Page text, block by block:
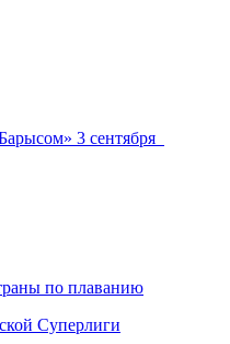
3 сентября
по плаванию
Суперлиги